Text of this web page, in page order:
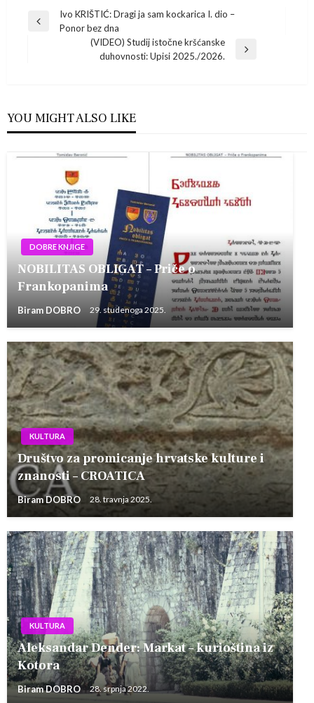
Navigacija
Previous
Ivo KRIŠTIĆ: Dragi ja sam kockarica I. dio –
Ponor bez dna
(VIDEO) Studij istočne kršćanske
duhovnosti: Upisi 2025./2026.
YOU MIGHT ALSO LIKE
DOBRE KNJIGE
NOBILITAS OBLIGAT – Priče o
Frankopanima
Biram DOBRO 29. studenoga 2025.
KULTURA
Društvo za promicanje hrvatske kulture i
znanosti – CROATICA
Biram DOBRO 28. travnja 2025.
KULTURA
Aleksandar Dender: Markat – kurioština iz
Kotora
Biram DOBRO 28. srpnja 2022.